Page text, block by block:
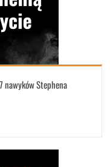
nawyków Stephena